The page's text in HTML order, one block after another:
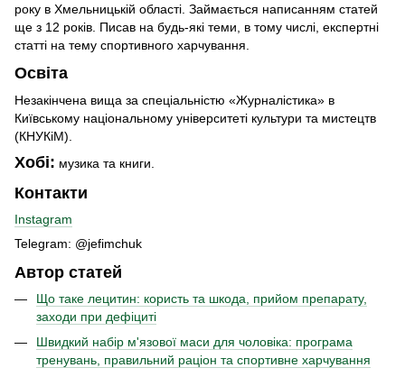
року в Хмельницькій області. Займається написанням статей
ще з 12 років. Писав на будь-які теми, в тому числі, експертні
статті на тему спортивного харчування.
Освіта
Незакінчена вища за спеціальністю «Журналістика» в
Київському національному університеті культури та мистецтв
(КНУКіМ).
Хобі: музика та книги.
Контакти
Instagram
Telegram: @jefimchuk
Автор статей
Що таке лецитин: користь та шкода, прийом препарату,
заходи при дефіциті
Швидкий набір м'язової маси для чоловіка: програма
тренувань, правильний раціон та спортивне харчування